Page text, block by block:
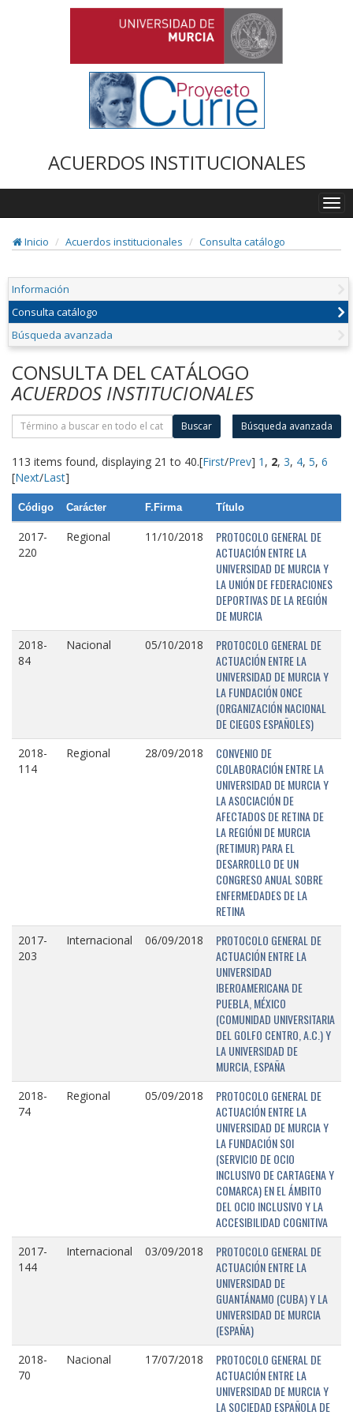
ACUERDOS INSTITUCIONALES
Inicio
Acuerdos institucionales Consulta catálogo
Información
Consulta catálogo
Búsqueda avanzada
CONSULTA DEL CATÁLOGO
ACUERDOS INSTITUCIONALES
Buscar Búsqueda avanzada
113 items found, displaying 21 to 40.[First/Prev] 1 , 2, 3, 4, 5, 6
[Next/Last]
Código Carácter F.Firma Título
2017-
220
Regional 11/10/2018
PROTOCOLO GENERAL DE
ACTUACIÓN ENTRE LA
UNIVERSIDAD DE MURCIA Y
LA UNIÓN DE FEDERACIONES
DEPORTIVAS DE LA REGIÓN
DE MURCIA
2018-
84
Nacional 05/10/2018
PROTOCOLO GENERAL DE
ACTUACIÓN ENTRE LA
UNIVERSIDAD DE MURCIA Y
LA FUNDACIÓN ONCE
(ORGANIZACIÓN NACIONAL
DE CIEGOS ESPAÑOLES)
2018-
114
Regional 28/09/2018
CONVENIO DE
COLABORACIÓN ENTRE LA
UNIVERSIDAD DE MURCIA Y
LA ASOCIACIÓN DE
AFECTADOS DE RETINA DE
LA REGIÓNI DE MURCIA
(RETIMUR) PARA EL
DESARROLLO DE UN
CONGRESO ANUAL SOBRE
ENFERMEDADES DE LA
RETINA
2017-
203
Internacional 06/09/2018
PROTOCOLO GENERAL DE
ACTUACIÓN ENTRE LA
UNIVERSIDAD
IBEROAMERICANA DE
PUEBLA, MÉXICO
(COMUNIDAD UNIVERSITARIA
DEL GOLFO CENTRO, A.C.) Y
LA UNIVERSIDAD DE
MURCIA, ESPAÑA
2018-
74
Regional 05/09/2018
PROTOCOLO GENERAL DE
ACTUACIÓN ENTRE LA
UNIVERSIDAD DE MURCIA Y
LA FUNDACIÓN SOI
(SERVICIO DE OCIO
INCLUSIVO DE CARTAGENA Y
COMARCA) EN EL ÁMBITO
DEL OCIO INCLUSIVO Y LA
ACCESIBILIDAD COGNITIVA
2017-
144
Internacional 03/09/2018
PROTOCOLO GENERAL DE
ACTUACIÓN ENTRE LA
UNIVERSIDAD DE
GUANTÁNAMO (CUBA) Y LA
UNIVERSIDAD DE MURCIA
(ESPAÑA)
2018-
70
Nacional 17/07/2018
PROTOCOLO GENERAL DE
ACTUACIÓN ENTRE LA
UNIVERSIDAD DE MURCIA Y
LA SOCIEDAD ESPAÑOLA DE